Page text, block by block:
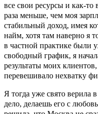
все свои ресурсы и как-
раза меньше, чем моя
стабильный доход, имея
найм, хотя там наверно я
в частной практике были
свободный график, я
результаты моих
перевешивало нехватку
Я тогда уже свято верила
дело, делаешь его с